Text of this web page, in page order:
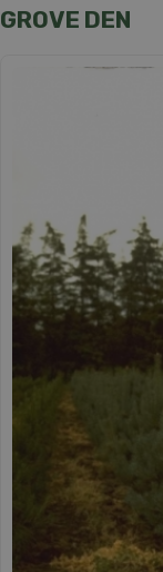
GROVE DEN